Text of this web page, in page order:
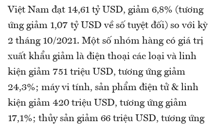
Việt Nam đạt 14,61 tỷ USD, giảm 6,8% (tương
ứng giảm 1,07 tỷ USD về số tuyệt đối) so với kỳ
2 tháng 10/2021. Một số nhóm hàng có giá trị
xuất khẩu giảm là điện thoại các loại và linh
kiện giảm 751 triệu USD, tương ứng giảm
24,3%; máy vi tính, sản phẩm điện tử & linh
kiện giảm 420 triệu USD, tương ứng giảm
17,1%; thủy sản giảm 66 triệu USD, tương ứng